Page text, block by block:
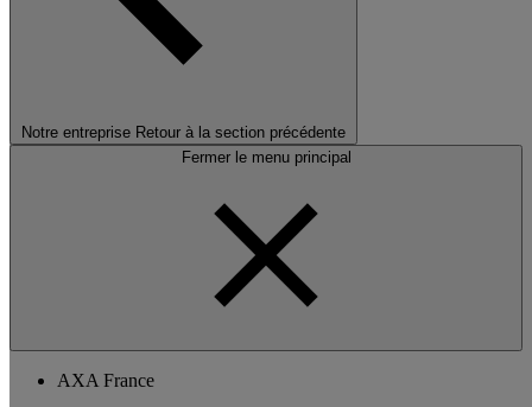
Notre entreprise Retour à la section précédente
Fermer le menu principal
AXA France